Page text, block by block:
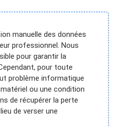
manuelle des données
professionnel. Nous
pour garantir la
pour toute
problème informatique
ou une condition
de récupérer la perte
de verser une